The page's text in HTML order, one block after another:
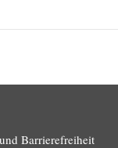
Barrierefreiheit